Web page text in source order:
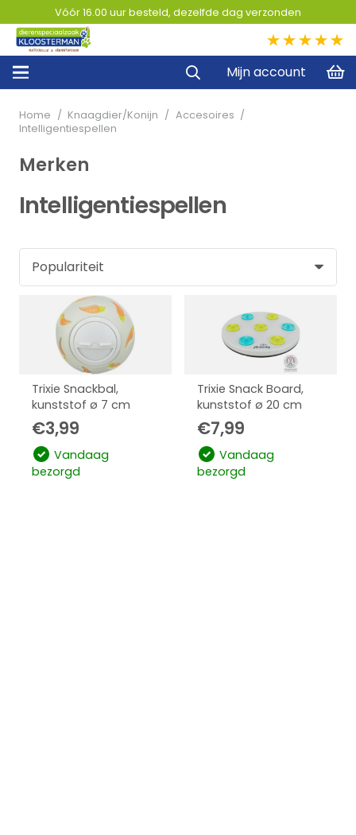
Vóór 16.00 uur besteld, dezelfde dag verzonden
Mijn account
Home / Knaagdier/Konijn / Accesoires /
Intelligentiespellen
Intelligentiespellen
Trixie Snackbal,
kunststof ø 7 cm
€3,99
Vandaag
bezorgd
Trixie Snack Board,
kunststof ø 20 cm
€7,99
Vandaag
bezorgd
Merken